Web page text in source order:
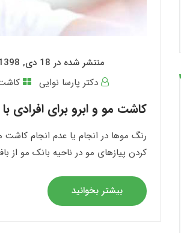
منتشر شده در 18 دی, 1398
دکتر پارسا نوایی
کاشت مو و ابرو برای
رنگ موها در انجام یا عدم انجام
کردن پیازهای مو در ناحیه بانک مو
بیشتر بخوانید